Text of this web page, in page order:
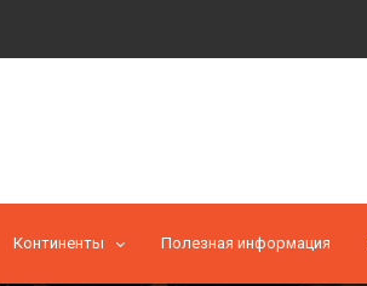
Континенты Полезная информация